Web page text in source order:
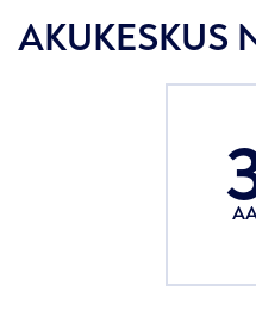
AKUKESKUS